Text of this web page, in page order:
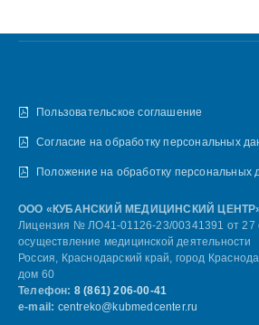
Пользовательское соглашение
Согласие на обработку персональных
Положение на обработку персональных
ООО «КУБАНСКИЙ МЕДИЦИНСКИЙ
Лицензия № ЛО41-01126-23/00341391 от 27
осуществление медицинской деятельности
Россия, Краснодарский край, город
дом 60
Телефон: 8 (861) 206-00-41
e-mail: centreko@kubmedcenter.ru